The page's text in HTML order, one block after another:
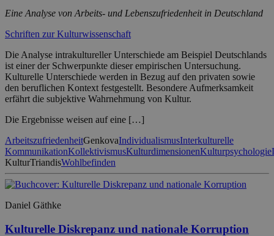
Eine Analyse von Arbeits- und Lebenszufriedenheit in Deutschland
Schriften zur Kulturwissenschaft
Die Analyse intrakultureller Unterschiede am Beispiel Deutschlands
ist einer der Schwerpunkte dieser empirischen Untersuchung.
Kulturelle Unterschiede werden in Bezug auf den privaten sowie
den beruflichen Kontext festgestellt. Besondere Aufmerksamkeit
erfährt die subjektive Wahrnehmung von Kultur.
Die Ergebnisse weisen auf eine […]
ArbeitszufriedenheitGenkovaIndividualismusInterkulturelle
KommunikationKollektivismusKulturdimensionenKulturpsychologie
KulturTriandisWohlbefinden
Daniel Gäthke
Kulturelle Diskrepanz und nationale Korruption